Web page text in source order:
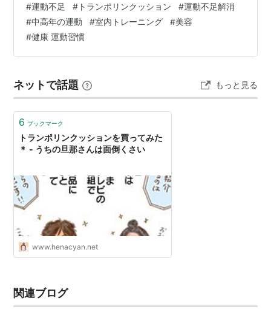
ファブリック クッショントランポリン 四角 トランポリ
ンクッション エクササイズ スプリング ダイエット プレ
ゼント 大人用 子供用 オットマン 大きい サイズ おしゃれ
室内 騒音防止 男の子 女の子 家庭用 静音 それはトランポ
#運動不足 # トランポリンクッション #運動不足解消
#中高年の運動 #室内トレーニング #美容
#健康 運動習慣
ネットで話題 もっと見る
6 ブックマーク
トランポリンクッションを買ってみた
＊ - うちの旦那さんは面倒くさい
www.henacyan.net
関連ブログ